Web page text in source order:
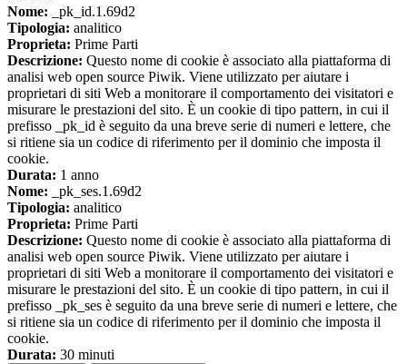
Nome: _pk_id.1.69d2
Tipologia: analitico
Proprieta: Prime Parti
Descrizione: Questo nome di cookie è associato alla piattaforma di
analisi web open source Piwik. Viene utilizzato per aiutare i
proprietari di siti Web a monitorare il comportamento dei visitatori e
misurare le prestazioni del sito. È un cookie di tipo pattern, in cui il
prefisso _pk_id è seguito da una breve serie di numeri e lettere, che
si ritiene sia un codice di riferimento per il dominio che imposta il
cookie.
Durata: 1 anno
Nome: _pk_ses.1.69d2
Tipologia: analitico
Proprieta: Prime Parti
Descrizione: Questo nome di cookie è associato alla piattaforma di
analisi web open source Piwik. Viene utilizzato per aiutare i
proprietari di siti Web a monitorare il comportamento dei visitatori e
misurare le prestazioni del sito. È un cookie di tipo pattern, in cui il
prefisso _pk_ses è seguito da una breve serie di numeri e lettere, che
si ritiene sia un codice di riferimento per il dominio che imposta il
cookie.
Durata: 30 minuti